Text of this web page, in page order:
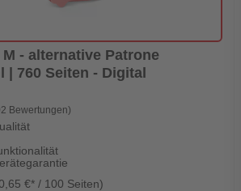
M - alternative Patrone
| 760 Seiten - Digital
Bewertungen)
€* / 100 Seiten)